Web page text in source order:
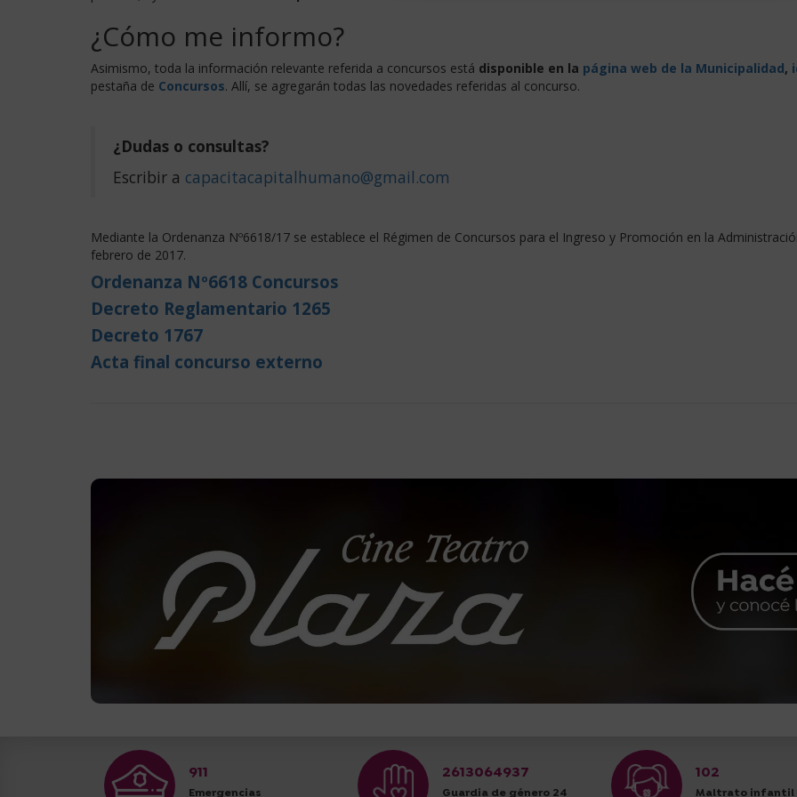
¿Cómo me informo?
Asimismo, toda la información relevante referida a concursos está disponible en la página web de la Municipalidad,
pestaña de Concursos. Allí, se agregarán todas las novedades referidas al concurso.
¿Dudas o consultas?
Escribir a capacitacapitalhumano@gmail.com
Mediante la Ordenanza Nº6618/17 se establece el Régimen de Concursos para el Ingreso y Promoción en la
febrero de 2017.
Ordenanza Nº6618 Concursos
Decreto Reglamentario 1265
Decreto 1767
Acta final concurso externo
911
Emergencias
2613064937
Guardia de género 24
102
Maltrato infantil